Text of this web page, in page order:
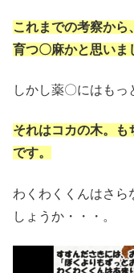
これまでの考察か
育つ〇麻かと思いま
しかし薬〇にはもっ
それはコカの木。も
です。
わくわくくんはさら
しょうか・・・。